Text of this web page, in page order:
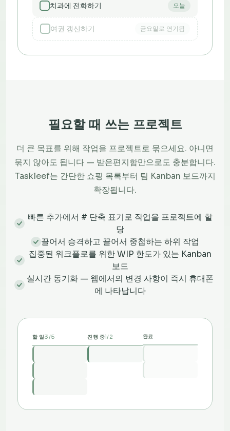
치과에 전화하기 오늘
여권 갱신하기 금요일로 연기됨
필요할 때 쓰는 프로젝트
더 큰 목표를 위해 작업을 프로젝트로 묶으세요. 아니면
묶지 않아도 됩니다 — 받은편지함만으로도 충분합니다.
Taskleef는 간단한 쇼핑 목록부터 팀 Kanban 보드까지
확장됩니다.
빠른 추가에서 # 단축 표기로 작업을 프로젝트에 할
당
끌어서 승격하고 끌어서 중첩하는 하위 작업
집중된 워크플로를 위한 WIP 한도가 있는 Kanban
보드
실시간 동기화 — 웹에서의 변경 사항이 즉시 휴대폰
에 나타납니다
할 일3/5 진행 중1/2 완료